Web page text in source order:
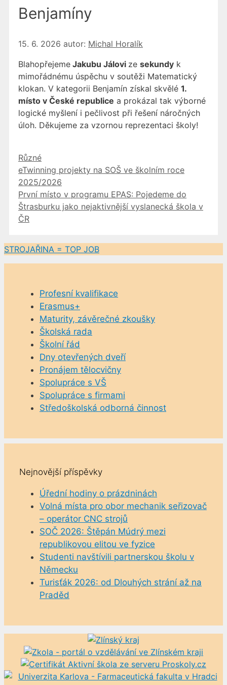
Benjamíny
15. 6. 2026 autor: Michal Horalík
Blahopřejeme Jakubu Jálovi ze sekundy k
mimořádnému úspěchu v soutěži Matematický
klokan. V kategorii Benjamín získal skvělé 1.
místo v České republice a prokázal tak výborné
logické myšlení i pečlivost při řešení náročných
úloh. Děkujeme za vzornou reprezentaci školy!
Rubriky
Různé
eTwinning projekty na SOŠ ve školním roce
2025/2026
První místo v programu EPAS: Pojedeme do
Štrasburku jako nejaktivnější vyslanecká škola v
ČR
STROJAŘINA = TOP JOB
Profesní kvalifikace
Erasmus+
Maturity, závěrečné zkoušky
Školská rada
Školní řád
Dny otevřených dveří
Pronájem tělocvičny
Spolupráce s VŠ
Spolupráce s firmami
Středoškolská odborná činnost
Nejnovější příspěvky
Úřední hodiny o prázdninách
Volná místa pro obor mechanik seřizovač
– operátor CNC strojů
SOČ 2026: Štěpán Múdrý mezi
republikovou elitou ve fyzice
Studenti navštívili partnerskou školu v
Německu
Turisťák 2026: od Dlouhých strání až na
Praděd